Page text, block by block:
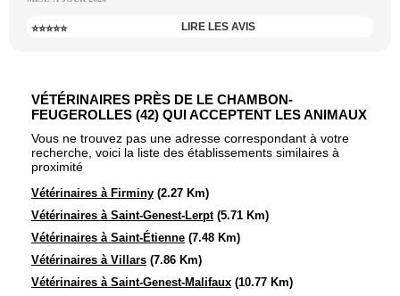
⭐⭐⭐⭐⭐ LIRE LES AVIS
VÉTÉRINAIRES PRÈS DE LE CHAMBON-
FEUGEROLLES (42) QUI ACCEPTENT LES ANIMAUX
Vous ne trouvez pas une adresse correspondant à votre
recherche, voici la liste des établissements similaires à
proximité
Vétérinaires à Firminy (2.27 Km)
Vétérinaires à Saint-Genest-Lerpt(5.71 Km)
Vétérinaires à Saint-Étienne (7.48 Km)
Vétérinaires à Villars (7.86 Km)
Vétérinaires à Saint-Genest-Malifaux (10.77 Km)